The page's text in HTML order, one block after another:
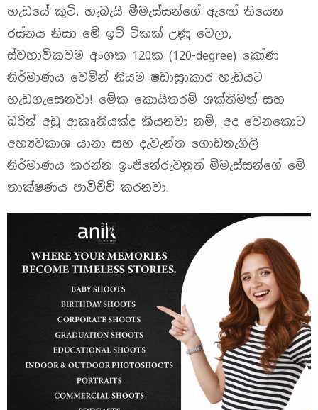
හැඩයේ කුටි. හැබැයි මීමැස්සන්ගේ ඇඟේ තියෙන
රස්නය නිසා මේ ඉටි ටිකක් උණු වෙලා,
ස්වභාවිකවම අංශක 120ක (120-degree) කෝණ
නිර්මාණය වෙමින් නියම ෂඩාස්‍රාකාර හැඩයට
හැඩගැසෙනවා! මේක කොයිතරම් ශක්තිමත් සහ
බරින් අඩු ආකෘතියක්ද කියනවා නම්, අද වෙනකොට
අභ්‍යවකාශ යානා සහ දැවැන්ත ගොඩනැගිලි
නිර්මාණය කරන්න ඉංජිනේරුවනුත් මීමැස්සන්ගේ මේ
තාක්ෂණය පාවිච්චි කරනවා.